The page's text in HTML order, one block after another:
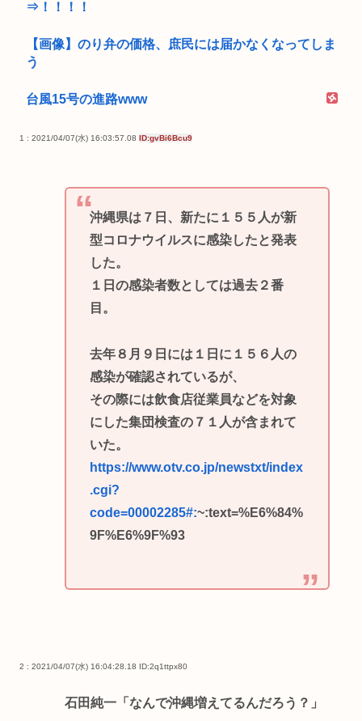
⇒！！！！
【画像】のり弁の価格、庶民には届かなくなってしま
う
台風15号の進路www
1 : 2021/04/07(水) 16:03:57.08 ID:gvBi6Bcu9
沖縄県は７日、新たに１５５人が新
型コロナウイルスに感染したと発表
した。
１日の感染者数としては過去２番
目。
去年８月９日には１日に１５６人の
感染が確認されているが、
その際には飲食店従業員などを対象
にした集団検査の７１人が含まれて
いた。
https://www.otv.co.jp/newstxt/index
.cgi?
code=00002285#:~:text=%E6%84%
9F%E6%9F%93
2 : 2021/04/07(水) 16:04:28.18 ID:2q1ttpx80
石田純一「なんで沖縄増えてるんだろう？」